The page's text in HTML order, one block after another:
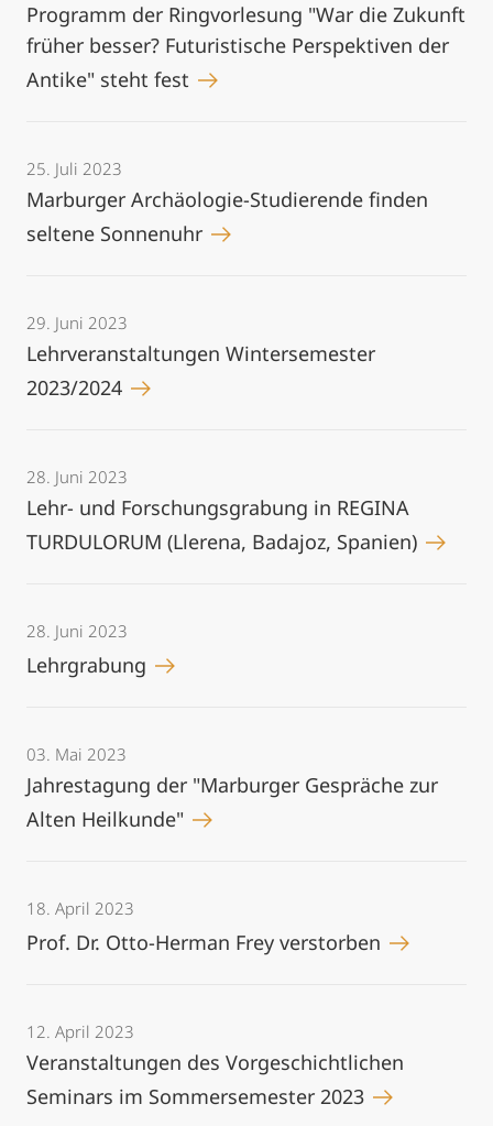
Programm der Ringvorlesung "War die Zukunft
früher besser? Futuristische Perspektiven der
Antike" steht fest
25. Juli 2023
Marburger Archäologie-Studierende finden
seltene Sonnenuhr
29. Juni 2023
Lehrveranstaltungen Wintersemester
2023/2024
28. Juni 2023
Lehr- und Forschungsgrabung in REGINA
TURDULORUM (Llerena, Badajoz, Spanien)
28. Juni 2023
Lehrgrabung
03. Mai 2023
Jahrestagung der "Marburger Gespräche zur
Alten Heilkunde"
18. April 2023
Prof. Dr. Otto-Herman Frey verstorben
12. April 2023
Veranstaltungen des Vorgeschichtlichen
Seminars im Sommersemester 2023